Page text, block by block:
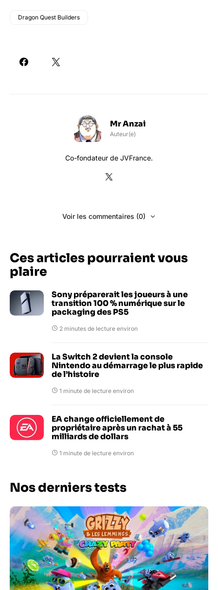
Dragon Quest Builders
Mr Anzai
Auteur(e)
Co-fondateur de JVFrance.
Voir les commentaires (0)
Ces articles pourraient vous
plaire
Sony préparerait les joueurs à une
transition 100 % numérique sur le
packaging des PS5
2 minutes de lecture environ
La Switch 2 devient la console
Nintendo au démarrage le plus rapide
de l’histoire
1 minute de lecture environ
EA change officiellement de
propriétaire après un rachat à 55
milliards de dollars
1 minute de lecture environ
Nos derniers tests